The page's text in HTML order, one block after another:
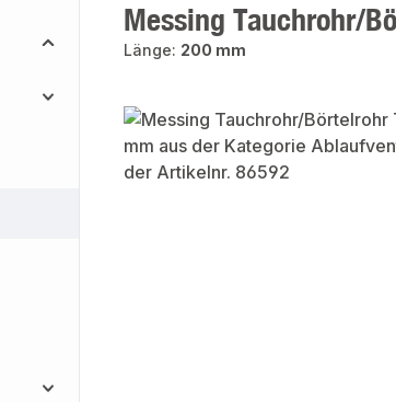
Messing Tauchrohr/
Länge: 200 mm
Bildergalerie überspringen